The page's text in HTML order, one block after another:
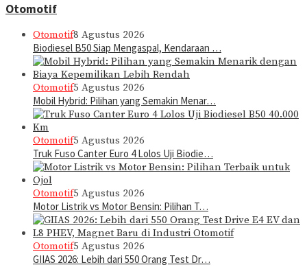
Otomotif
Otomotif8 Agustus 2026
Biodiesel B50 Siap Mengaspal, Kendaraan …
Otomotif5 Agustus 2026
Mobil Hybrid: Pilihan yang Semakin Menar…
Otomotif5 Agustus 2026
Truk Fuso Canter Euro 4 Lolos Uji Biodie…
Otomotif5 Agustus 2026
Motor Listrik vs Motor Bensin: Pilihan T…
Otomotif5 Agustus 2026
GIIAS 2026: Lebih dari 550 Orang Test Dr…